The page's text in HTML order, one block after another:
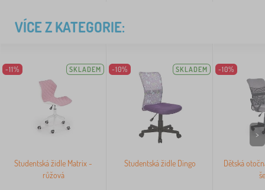
VÍCE Z KATEGORIE:
-11% SKLADEM
Studentská židle Matrix -
růžová
-10% SKLADEM
Studentská židle Dingo
-10%
Dětská
>